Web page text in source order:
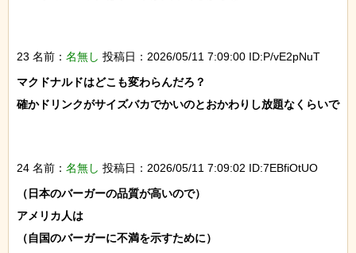
23 名前： 名無し 投稿日：2026/05/11 7:09:00 ID:P/vE2pNuT
マクドナルドはどこも変わらんだろ？
確かドリンクがサイズバカでかいのとおかわりし放題なくらいで
24 名前： 名無し 投稿日：2026/05/11 7:09:02 ID:7EBfiOtUO
（日本のバーガーの品質が高いので）
アメリカ人は
（自国のバーガーに不満を示すために）